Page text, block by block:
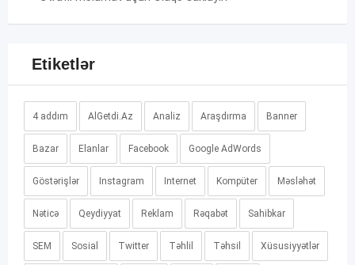
Etiketlər
4 addım AlGetdi.Az Analiz Araşdırma Banner
Bazar Elanlar Facebook Google AdWords
Göstərişlər Instagram Internet Kompüter Məsləhət
Nəticə Qeydiyyat Reklam Rəqabət Sahibkar
SEM Sosial Twitter Təhlil Təhsil Xüsusiyyətlər